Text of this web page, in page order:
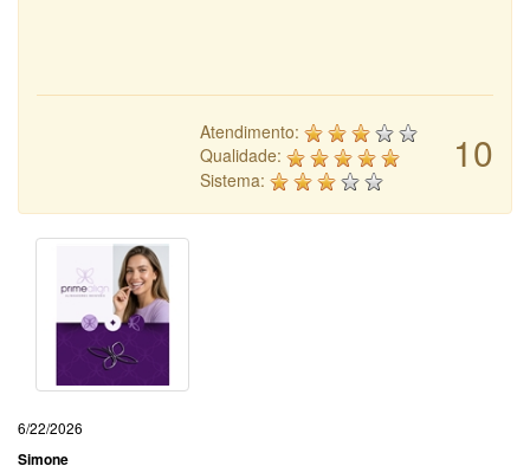
10
Atendimento:
Qualidade:
Sistema:
6/22/2026
Simone